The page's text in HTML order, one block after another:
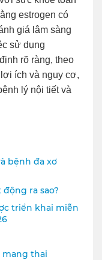
estrogen có
giá lâm sàng
sử dụng
rõ ràng, theo
ích và nguy cơ,
lý nội tiết và
bệnh đa xơ
ra sao?
triển khai miễn
mang thai